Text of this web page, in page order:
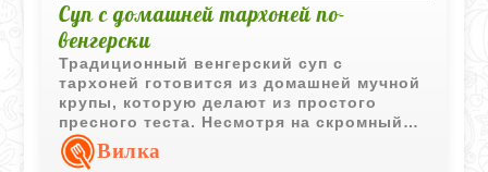
Суп с домашней тархоней по-
венгерски
Традиционный венгерский суп с
тархоней готовится из домашней мучной
крупы, которую делают из простого
пресного теста. Несмотря на скромный
набор ингредиентов, блюдо получается
ароматным, сытным и очень домашним.
Вилка